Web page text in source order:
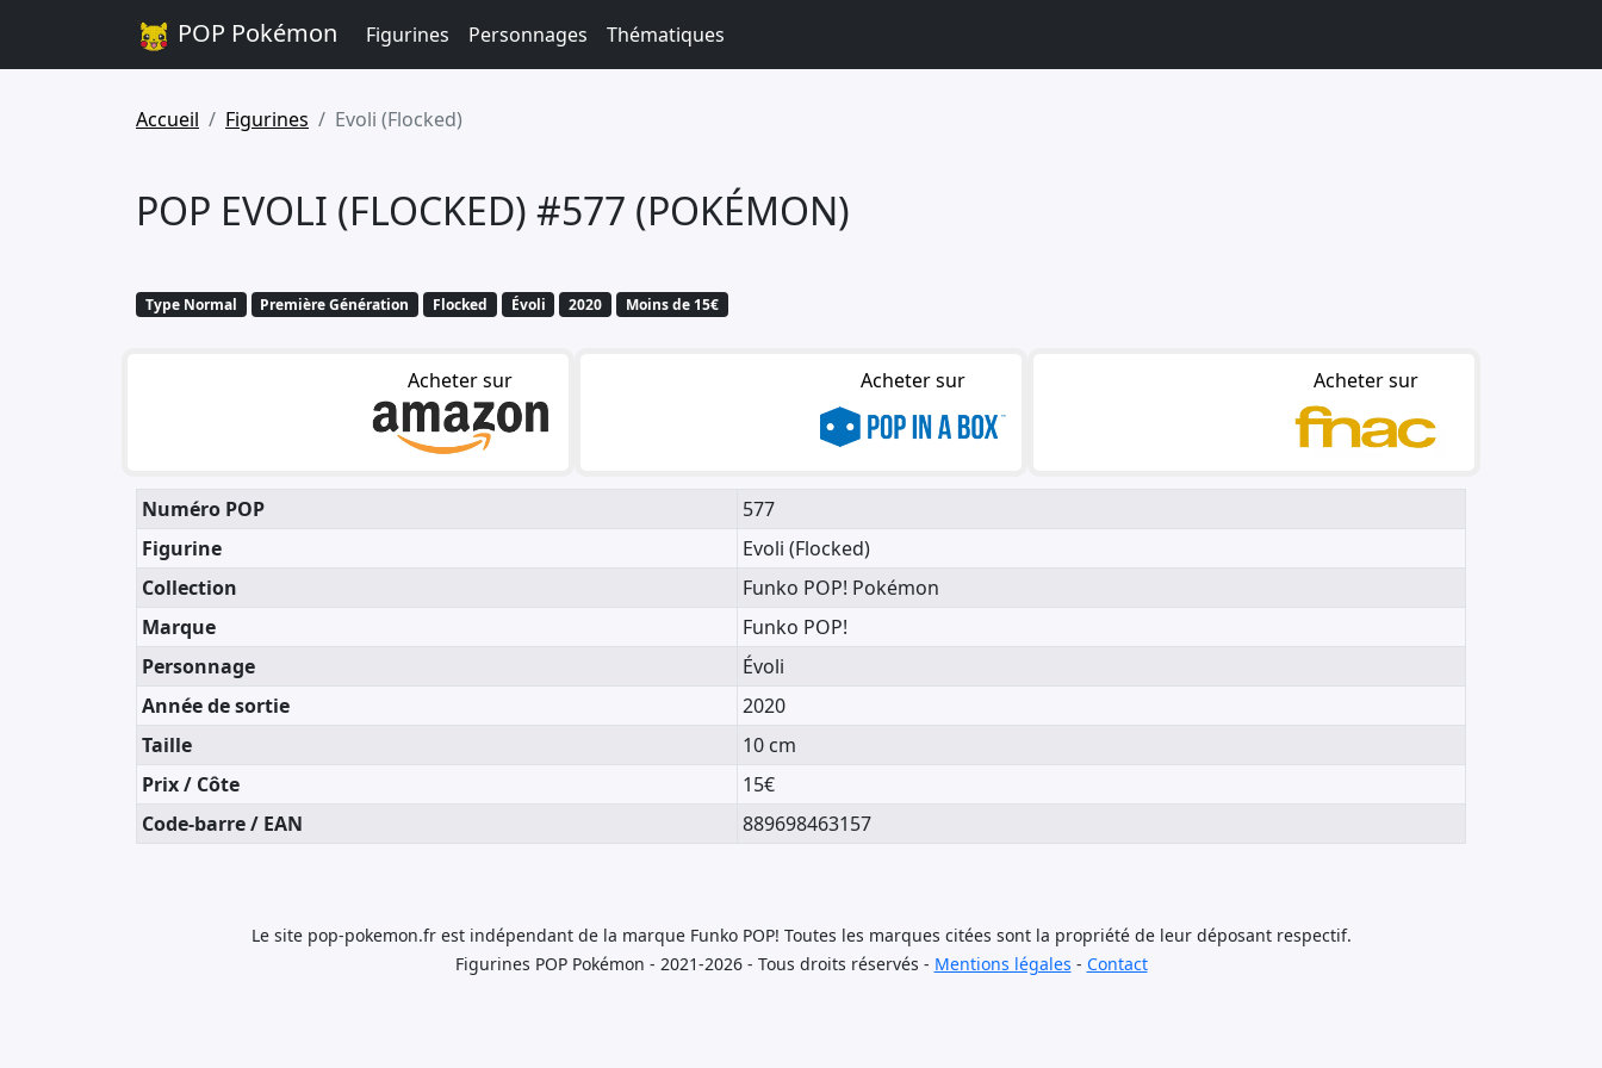
POP Pokémon Figurines Personnages Thématiques
Accueil Figurines Evoli (Flocked)
POP EVOLI (FLOCKED) #577 (POKÉMON)
Type Normal Première Génération Flocked Évoli 2020 Moins de 15€
Acheter sur Acheter sur Acheter sur
Numéro POP
577
Figurine
Evoli (Flocked)
Collection
Funko POP! Pokémon
Marque
Funko POP!
Personnage
Évoli
Année de sortie
2020
Taille
10 cm
Prix / Côte
15€
Code-barre / EAN
889698463157
Le site pop-pokemon.fr est indépendant de la marque Funko POP! Toutes les marques citées sont la propriété de leur déposant respectif.
Figurines POP Pokémon - 2021-2026 - Tous droits réservés - Mentions légales - Contact